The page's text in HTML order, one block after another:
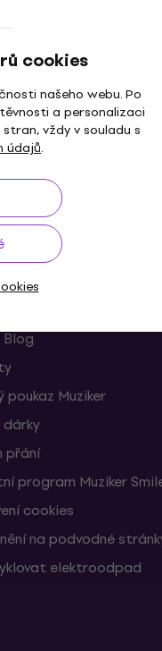
cookies
našeho webu. Po
a personalizaci
vždy v souladu s
údajů.
Kč 3M+
Blog
poukaz Muziker
dárky
přání
program Muziker
cookies
na podvodné
elektroodpad